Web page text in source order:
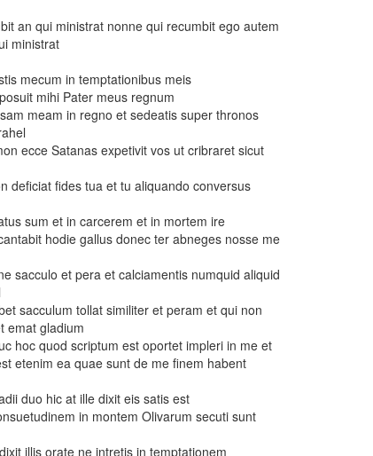
an qui ministrat nonne qui recumbit ego autem
ministrat
mecum in temptationibus meis
mihi Pater meus regnum
meam in regno et sedeatis super thronos
ecce Satanas expetivit vos ut cribraret sicut
deficiat fides tua et tu aliquando conversus
sum et in carcerem et in mortem ire
hodie gallus donec ter abneges nosse me
sacculo et pera et calciamentis numquid aliquid
sacculum tollat similiter et peram et qui non
emat gladium
hoc quod scriptum est oportet impleri in me et
etenim ea quae sunt de me finem habent
duo hic at ille dixit eis satis est
in montem Olivarum secuti sunt
illis orate ne intretis in temptationem